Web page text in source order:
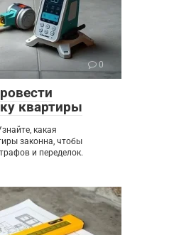
0
квартиры
какая
законна, чтобы
и переделок.